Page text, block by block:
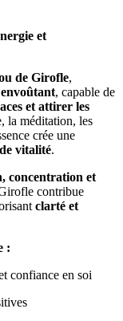
et
de Girofle,
, capable de
et attirer les
la méditation, les
crée une
vitalité.
concentration et
contribue
clarté et
:
confiance en soi